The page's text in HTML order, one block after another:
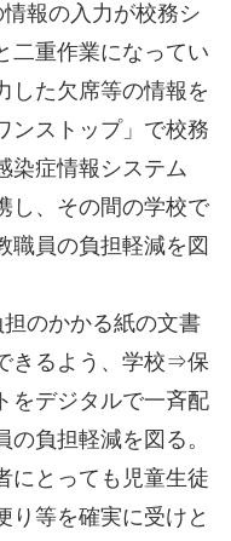
報の入力が校務シ
二重作業になってい
した欠席等の情報を
ンストップ」で校務
染症情報システム
し、その間の学校で
職員の負担軽減を図
のかかる紙の文書
きるよう、学校⇒保
をデジタルで一斉配
負担軽減を図る。
にとっても児童生徒
り等を確実に受けと